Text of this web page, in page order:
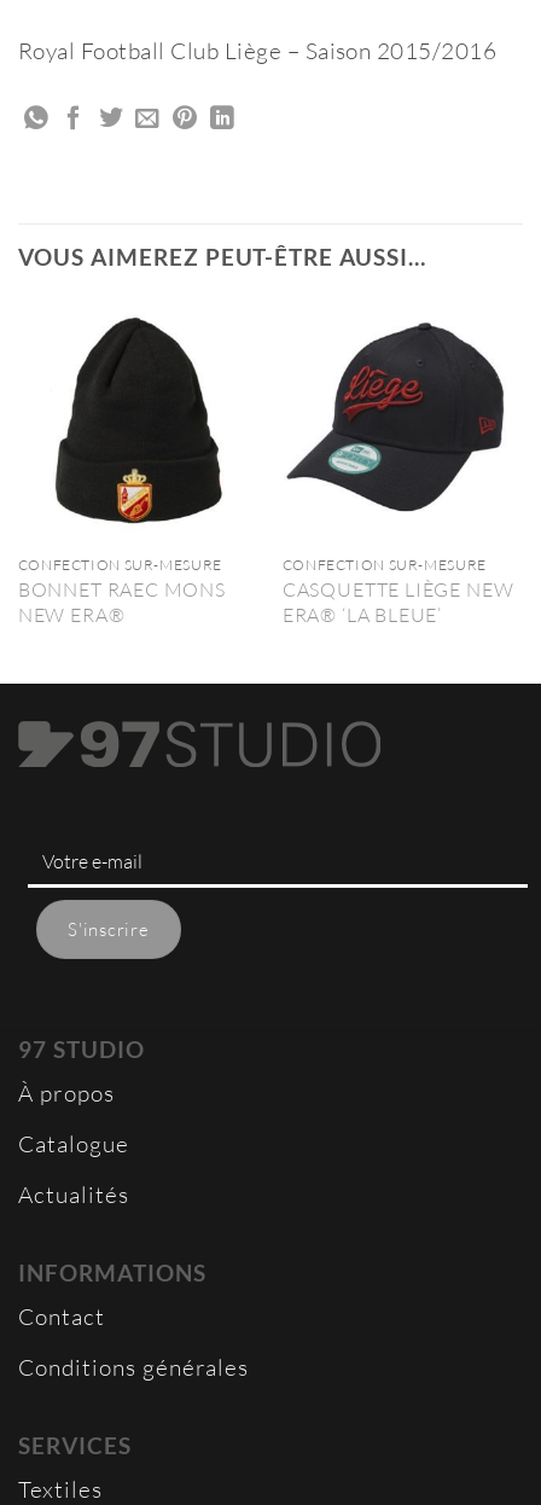
Royal Football Club Liège – Saison 2015/2016
VOUS AIMEREZ PEUT-ÊTRE AUSSI…
CONFECTION SUR-MESURE
BONNET RAEC MONS
NEW ERA®
CONFECTION SUR-MESURE
CASQUETTE LIÈGE NEW
ERA® ‘LA BLEUE’
97 STUDIO
À propos
Catalogue
Actualités
INFORMATIONS
Contact
Conditions générales
SERVICES
Textiles